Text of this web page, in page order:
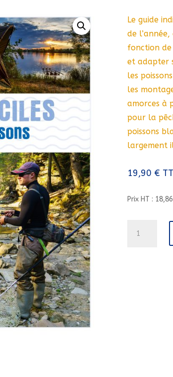
Le guide
de
fonction
et adapter
les
les
amorces à
pour la
poissons
largement
19,90 €
Prix HT :